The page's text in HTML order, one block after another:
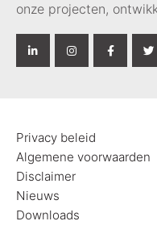
onze projecten,
Privacy beleid
Algemene voorwaarden
Disclaimer
Nieuws
Downloads